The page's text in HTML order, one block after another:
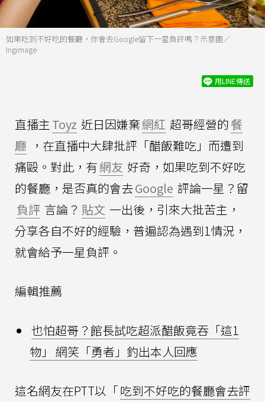
如果吃到不好吃的餐廳，你會去Google留下一星負評嗎？示意圖／
Ingimage
用LINE傳送
直播主 Toyz 近日因嫌棄網紅 超哥經營的餐
廳 ，在直播中大肆批評「醋飯難吃」而遭到
痛毆。對此，有網友 好奇，如果吃到不好吃
的餐廳，是否真的會去Google 評論一星？留
負評 言論？ 貼文 一出後，引來大批苦主，
分享各自不好的經驗，普遍認為遇到1情況，
就會給予一星負評。
編輯推薦
也怕超哥？館長試吃超派醋飯竟吞「這1
物」 網笑「勇者」釣出本人回應
這名網友在PTT以「吃到不好吃的餐廳會去評